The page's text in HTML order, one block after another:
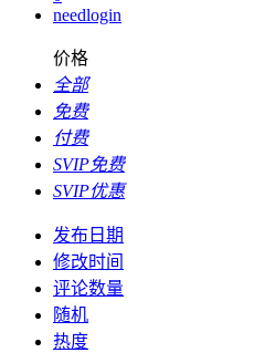
needlogin
价格
全部
免费
付费
SVIP免费
SVIP优惠
发布日期
修改时间
评论数量
随机
热度